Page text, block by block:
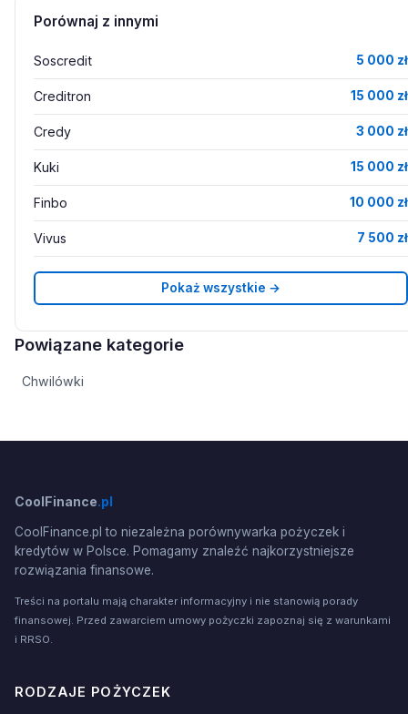
Porównaj z innymi
Soscredit 5 000 zł
Creditron 15 000 zł
Credy 3 000 zł
Kuki 15 000 zł
Finbo 10 000 zł
Vivus 7 500 zł
Pokaż wszystkie →
Powiązane kategorie
Chwilówki
CoolFinance.pl
CoolFinance.pl to niezależna porównywarka pożyczek i
kredytów w Polsce. Pomagamy znaleźć najkorzystniejsze
rozwiązania finansowe.
Treści na portalu mają charakter informacyjny i nie stanowią porady
finansowej. Przed zawarciem umowy pożyczki zapoznaj się z warunkami
i RRSO.
RODZAJE POŻYCZEK